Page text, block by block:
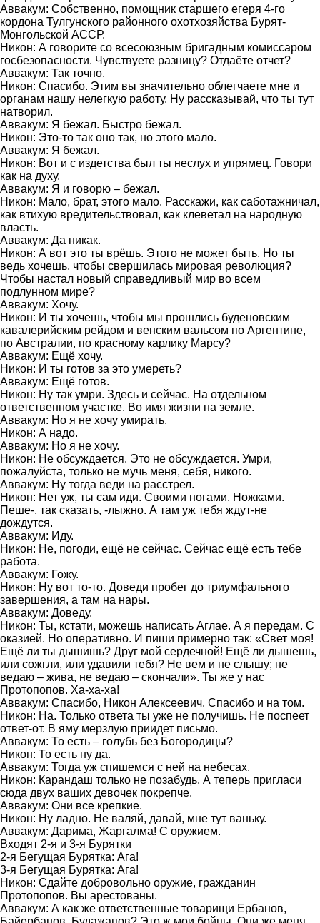
Аввакум: Собственно, помощник старшего егеря 4-го
кордона Тулгунского районного охотхозяйства Бурят-
Монгольской АССР.
Никон: А говорите со всесоюзным бригадным комиссаром
госбезопасности. Чувствуете разницу? Отдаёте отчет?
Аввакум: Так точно.
Никон: Спасибо. Этим вы значительно облегчаете мне и
органам нашу нелегкую работу. Ну рассказывай, что ты тут
натворил.
Аввакум: Я бежал. Быстро бежал.
Никон: Это-то так оно так, но этого мало.
Аввакум: Я бежал.
Никон: Вот и с издетства был ты неслух и упрямец. Говори
как на духу.
Аввакум: Я и говорю – бежал.
Никон: Мало, брат, этого мало. Расскажи, как саботажничал,
как втихую вредительствовал, как клеветал на народную
власть.
Аввакум: Да никак.
Никон: А вот это ты врёшь. Этого не может быть. Но ты
ведь хочешь, чтобы свершилась мировая революция?
Чтобы настал новый справедливый мир во всем
подлунном мире?
Аввакум: Хочу.
Никон: И ты хочешь, чтобы мы прошлись буденовским
кавалерийским рейдом и венским вальсом по Аргентине,
по Австралии, по красному карлику Марсу?
Аввакум: Ещё хочу.
Никон: И ты готов за это умереть?
Аввакум: Ещё готов.
Никон: Ну так умри. Здесь и сейчас. На отдельном
ответственном участке. Во имя жизни на земле.
Аввакум: Но я не хочу умирать.
Никон: А надо.
Аввакум: Но я не хочу.
Никон: Не обсуждается. Это не обсуждается. Умри,
пожалуйста, только не мучь меня, себя, никого.
Аввакум: Ну тогда веди на расстрел.
Никон: Нет уж, ты сам иди. Своими ногами. Ножками.
Пеше-, так сказать, -лыжно. А там уж тебя ждут-не
дождутся.
Аввакум: Иду.
Никон: Не, погоди, ещё не сейчас. Сейчас ещё есть тебе
работа.
Аввакум: Гожу.
Никон: Ну вот то-то. Доведи пробег до триумфального
завершения, а там на нары.
Аввакум: Доведу.
Никон: Ты, кстати, можешь написать Аглае. А я передам. С
оказией. Но оперативно. И пиши примерно так: «Свет моя!
Ещё ли ты дышишь? Друг мой сердечной! Ещё ли дышешь,
или сожгли, или удавили тебя? Не вем и не слышу; не
ведаю – жива, не ведаю – скончали». Ты же у нас
Протопопов. Ха-ха-ха!
Аввакум: Спасибо, Никон Алексеевич. Спасибо и на том.
Никон: На. Только ответа ты уже не получишь. Не поспеет
ответ-от. В яму мерзлую приидет письмо.
Аввакум: То есть – голубь без Богородицы?
Никон: То есть ну да.
Аввакум: Тогда уж спишемся с ней на небесах.
Никон: Карандаш только не позабудь. А теперь пригласи
сюда двух ваших девочек покрепче.
Аввакум: Они все крепкие.
Никон: Ну ладно. Не валяй, давай, мне тут ваньку.
Аввакум: Дарима, Жаргалма! С оружием.
Входят 2-я и 3-я Бурятки
2-я Бегущая Бурятка: Ага!
3-я Бегущая Бурятка: Ага!
Никон: Сдайте добровольно оружие, гражданин
Протопопов. Вы арестованы.
Аввакум: А как же ответственные товарищи Ербанов,